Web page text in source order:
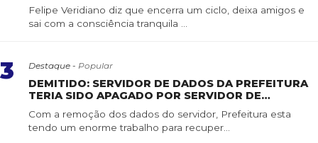
Felipe Veridiano diz que encerra um ciclo, deixa amigos e
sai com a consciência tranquila ...
3 Destaque - Popular
DEMITIDO: SERVIDOR DE DADOS DA PREFEITURA
TERIA SIDO APAGADO POR SERVIDOR DE
CONFIANÇA
Com a remoção dos dados do servidor, Prefeitura esta
tendo um enorme trabalho para recuper...